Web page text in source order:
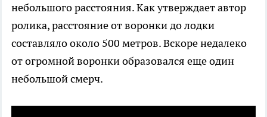
небольшого расстояния. Как утверждает автор
ролика, расстояние от воронки до лодки
составляло около 500 метров. Вскоре недалеко
от огромной воронки образовался еще один
небольшой смерч.